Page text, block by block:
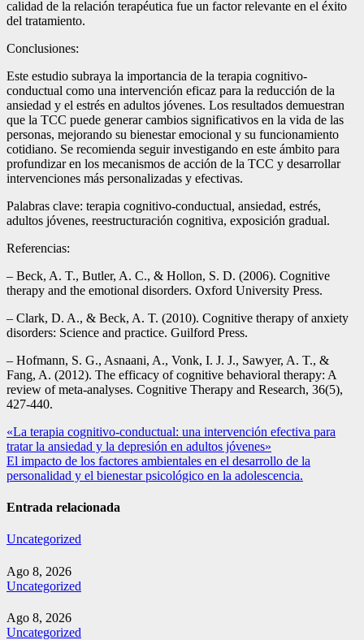
calidad de la relación terapéutica fue un factor relevante en el éxito
del tratamiento.
Conclusiones:
Este estudio subraya la importancia de la terapia cognitivo-
conductual como una intervención eficaz para la reducción de la
ansiedad y el estrés en adultos jóvenes. Los resultados demuestran
que la TCC puede generar cambios significativos en la vida de las
personas, mejorando su bienestar emocional y su funcionamiento
cotidiano. Se recomienda seguir investigando en este ámbito para
profundizar en los mecanismos de acción de la TCC y desarrollar
intervenciones más personalizadas y efectivas.
Palabras clave: terapia cognitivo-conductual, ansiedad, estrés,
adultos jóvenes, reestructuración cognitiva, exposición gradual.
Referencias:
– Beck, A. T., Butler, A. C., & Hollon, S. D. (2006). Cognitive
therapy and the emotional disorders. Oxford University Press.
– Clark, D. A., & Beck, A. T. (2010). Cognitive therapy of anxiety
disorders: Science and practice. Guilford Press.
– Hofmann, S. G., Asnaani, A., Vonk, I. J. J., Sawyer, A. T., &
Fang, A. (2012). The efficacy of cognitive behavioral therapy: A
review of meta-analyses. Cognitive Therapy and Research, 36(5),
427-440.
Navegación
de
entradas
«La terapia cognitivo-conductual: una intervención efectiva para
tratar la ansiedad y la depresión en adultos jóvenes»
El impacto de los factores ambientales en el desarrollo de la
personalidad y el bienestar psicológico en la adolescencia.
Entrada relacionada
Uncategorized
Ago 8, 2026
Uncategorized
Ago 8, 2026
Uncategorized